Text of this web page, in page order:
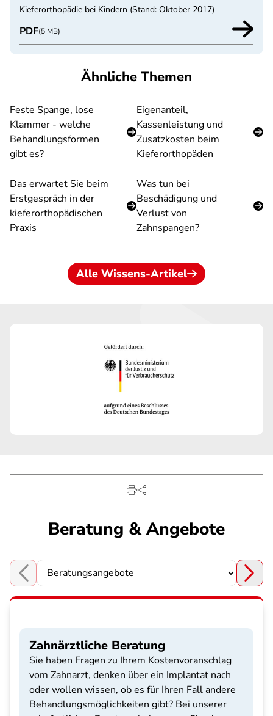
Kieferorthopädie bei Kindern (Stand: Oktober 2017)
PDF(5 MB)
Ähnliche Themen
Feste Spange, lose
Klammer - welche
Behandlungsformen
gibt es?
Eigenanteil,
Kassenleistung und
Zusatzkosten beim
Kieferorthopäden
Das erwartet Sie beim
Erstgespräch in der
kieferorthopädischen
Praxis
Was tun bei
Beschädigung und
Verlust von
Zahnspangen?
Alle Wissens-Artikel
Beratung & Angebote
Choose a section
Zahnärztliche Beratung
Sie haben Fragen zu Ihrem Kostenvoranschlag
vom Zahnarzt, denken über ein Implantat nach
oder wollen wissen, ob es für Ihren Fall andere
Behandlungsmöglichkeiten gibt? Bei unserer